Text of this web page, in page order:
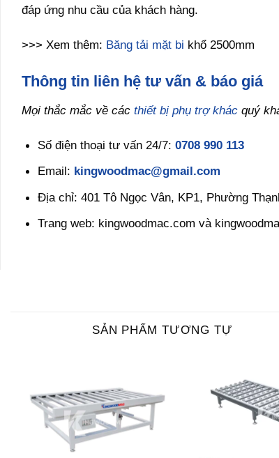
đáp ứng nhu cầu của khách hàng.
>>> Xem thêm: Băng tải mặt bi khổ 2500mm
Thông tin liên hệ tư vấn & báo giá
Mọi thắc mắc về các thiết bị phụ trợ khác quý
Số điện thoại tư vấn 24/7: 0708 990 113
Email: kingwoodmac@gmail.com
Địa chỉ: 401 Tô Ngọc Vân, KP1, Phường
Trang web: kingwoodmac.com và
SẢN PHẨM TƯƠNG TỰ